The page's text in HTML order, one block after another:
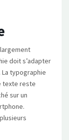
doit s’adapter
typographie
texte reste
sur un